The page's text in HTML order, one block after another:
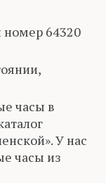
64320
часы в
У нас
часы из